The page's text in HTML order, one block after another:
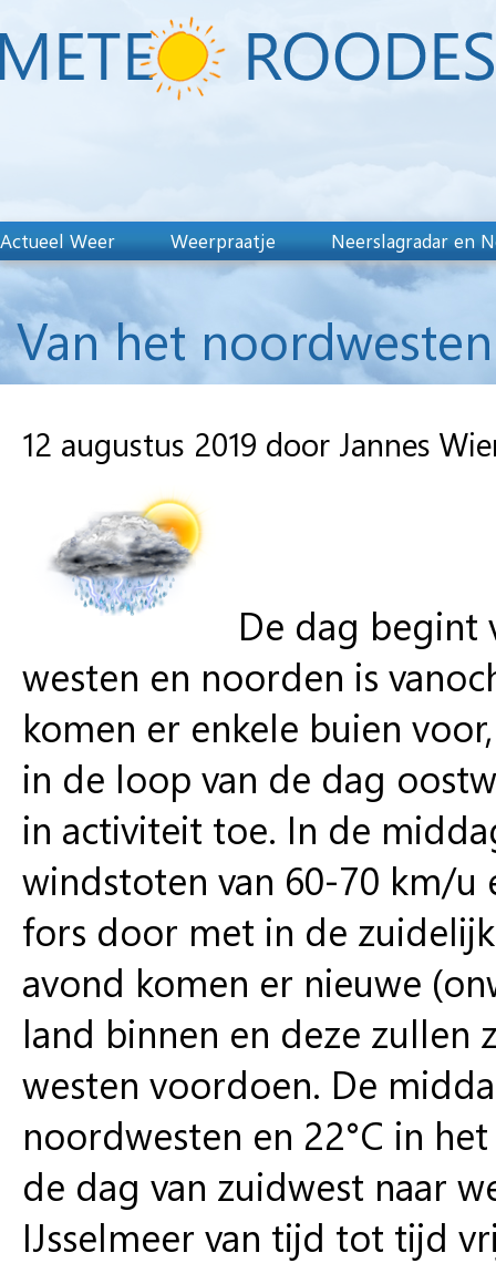
Actueel Weer Weerpraatje Neerslagradar en
Van het
12 augustus 2019 door Jannes
De dag begint
westen en noorden is
komen er enkele buien
in de loop van de dag
in activiteit toe. In de
windstoten van 60-70 km/u
fors door met in de
avond komen er nieuwe
land binnen en deze zullen
westen voordoen. De
noordwesten en 22°C in
de dag van zuidwest naar
IJsselmeer van tijd tot tijd